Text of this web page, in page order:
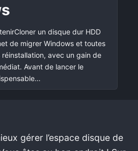
gérer l’espace disque de
un disque dur HDD
de migrer Windows et toutes
réinstallation, avec un gain de
Avant de lancer le